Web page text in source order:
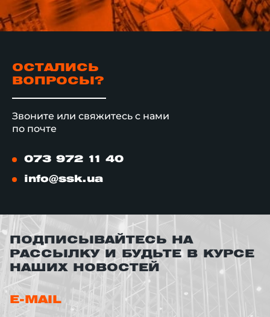
ОСТАЛИСЬ
ВОПРОСЫ?
Звоните или свяжитесь с нами
по почте
073 972 11 40
info@ssk.ua
ПОДПИСЫВАЙТЕСЬ НА
РАССЫЛКУ И БУДЬТЕ В КУРСЕ
НАШИХ НОВОСТЕЙ
E-MAIL